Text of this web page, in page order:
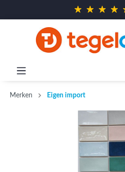
Merken Eigen import